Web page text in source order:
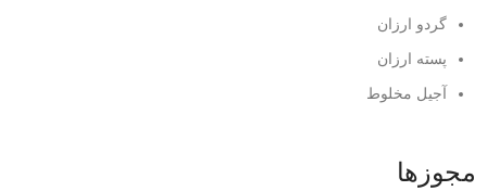
گردو ارزان
پسته ارزان
آجیل مخلوط
مجوزها